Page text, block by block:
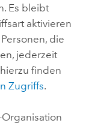
Es bleibt
aktivieren
die
jederzeit
finden
Zugriffs.